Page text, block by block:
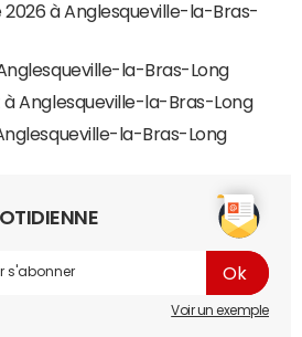
2026 à Anglesqueville-la-Bras-
la-Bras-Long
à Anglesqueville-la-Bras-Long
la-Bras-Long
Voir un exemple